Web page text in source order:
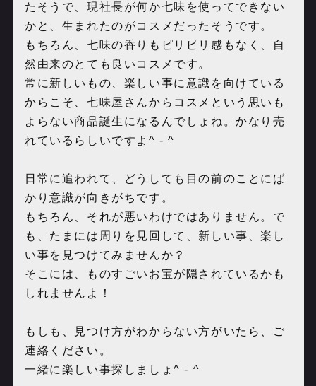
たそうで、現社長が何か七味を使ってできない
かと、生まれたのがコスメだったそうです。
もちろん、七味の香りもピリピリ感もなく、自
然由来のとても良いコスメです。
常に新しいもの、楽しい事に意識を向けている
からこそ、七味屋さんからコスメという思いも
よらない商品誕生になるんでしょね。かなり売
れているらしいですよ^ - ^
日常に追われて、どうしても目の前のことにば
かり意識が向きがちです。
もちろん、それが悪いわけではありません。で
も、たまには周りを見回して、新しい事、楽し
い事を見つけてみませんか？
そこには、ものすごいお宝が隠されているかも
しれませんよ！
もしも、見つけ方がわからない方がいたら、ご
連絡ください。
一緒に楽しい事探しましょ^ - ^